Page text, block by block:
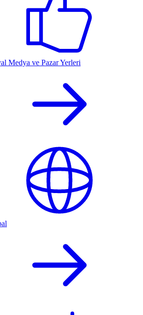
Medya ve Pazar Yerleri